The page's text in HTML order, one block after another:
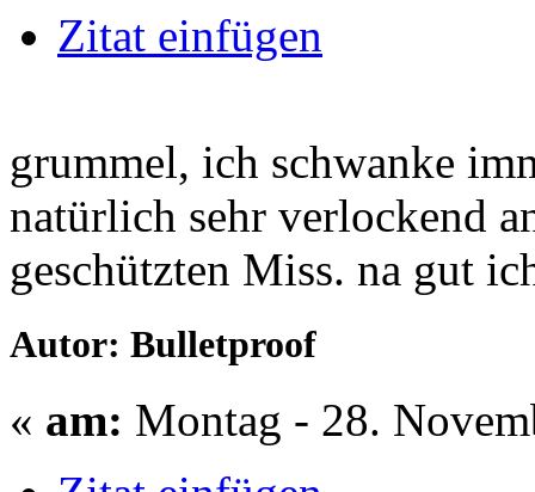
Zitat einfügen
grummel, ich schwanke
natürlich sehr verlockend
geschützten Miss. na gut
Autor: Bulletproof
« am: Montag - 28.